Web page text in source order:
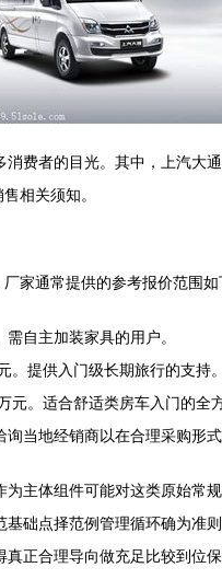
费者的目光。其中，上汽
相关须知。
家通常提供的参考报价范围如
自主加装家具的用户。
。提供入门级长期旅行的支持。
元。适合舒适类房车入门的全
当地经销商以在合理采购形式
主体组件可能对这类原始
础点择范例管理循环确为
正合理导向做充足比较到